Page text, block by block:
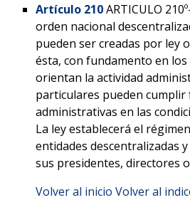
Artículo 210ARTICULO
orden nacional
pueden ser creadas por ley
ésta, con fundamento en
orientan la actividad
particulares pueden cumplir
administrativas en las
La ley establecerá el
entidades descentralizadas
sus presidentes, directores
Volver al inicio Volver al